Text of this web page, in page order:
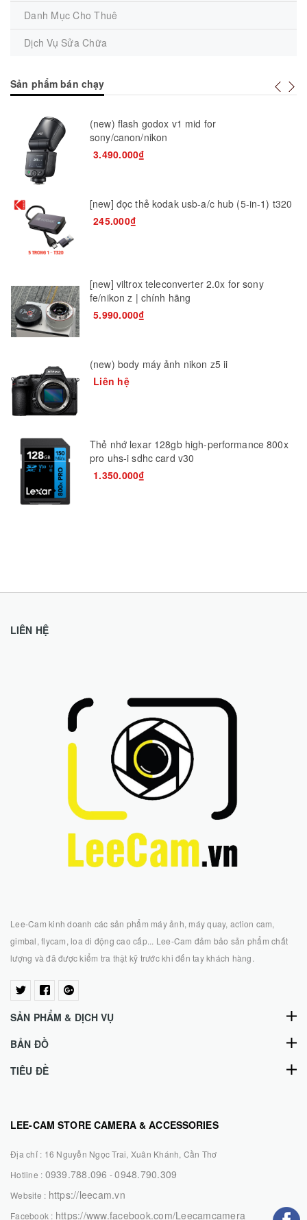
Danh Mục Cho Thuê
Dịch Vụ Sửa Chữa
Sản phẩm bán chạy
(new) flash godox v1 mid for
sony/canon/nikon
3.490.000₫
[new] đọc thẻ kodak usb-a/c hub (5-in-1) t320
245.000₫
[new] viltrox teleconverter 2.0x for sony
fe/nikon z | chính hãng
5.990.000₫
(new) body máy ảnh nikon z5 ii
Liên hệ
Thẻ nhớ lexar 128gb high-performance 800x
pro uhs-i sdhc card v30
1.350.000₫
LIÊN HỆ
Lee-Cam kinh doanh các sản phẩm máy ảnh, máy quay, action cam,
gimbal, flycam, loa di động cao cấp... Lee-Cam đảm bảo sản phẩm chất
lượng và đã được kiểm tra thật kỹ trước khi đến tay khách hàng.
SẢN PHẨM & DỊCH VỤ
BẢN ĐỒ
TIÊU ĐỀ
LEE-CAM STORE CAMERA & ACCESSORIES
Địa chỉ : 16 Nguyễn Ngọc Trai, Xuân Khánh, Cần Thơ
Hotline : 0939.788.096 -0948.790.309
Website : https://leecam.vn
Facebook : https://www.facebook.com/Leecamcamera